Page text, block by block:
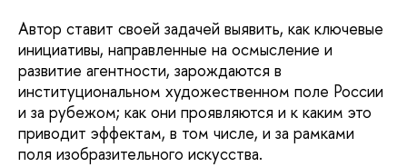
Автор ставит своей задачей выявить, как ключевые
инициативы, направленные на осмысление и
развитие агентности, зарождаются в
институциональном художественном поле России
и за рубежом; как они проявляются и к каким это
приводит эффектам, в том числе, и за рамками
поля изобразительного искусства.